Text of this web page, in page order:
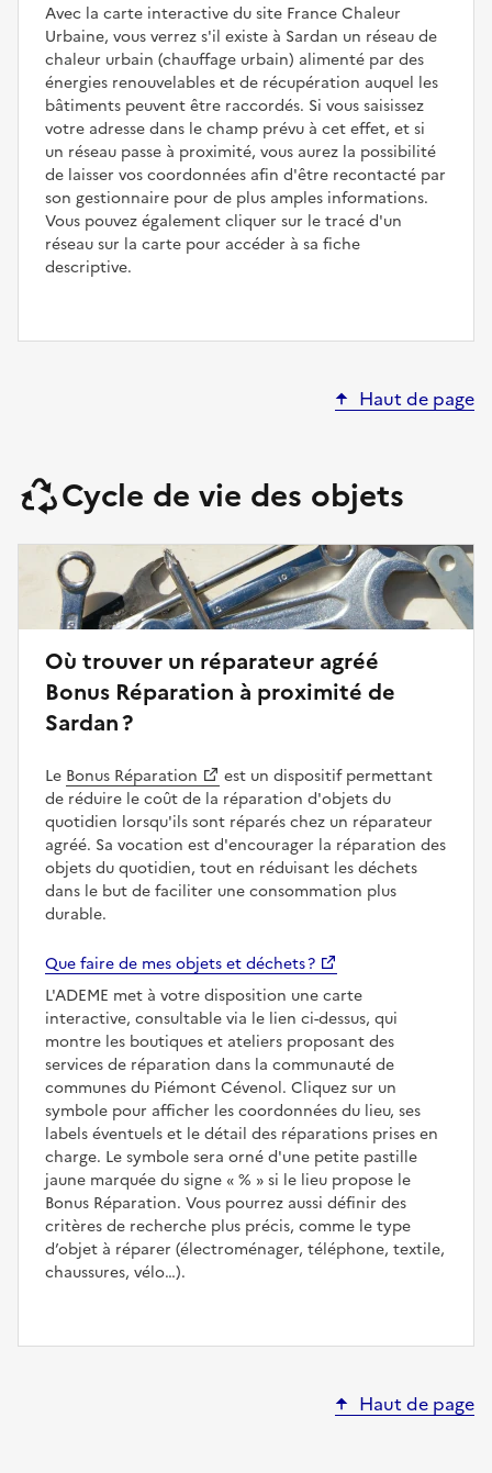
Avec la carte interactive du site France Chaleur
Urbaine, vous verrez s'il existe à Sardan un réseau de
chaleur urbain (chauffage urbain) alimenté par des
énergies renouvelables et de récupération auquel les
bâtiments peuvent être raccordés. Si vous saisissez
votre adresse dans le champ prévu à cet effet, et si
un réseau passe à proximité, vous aurez la possibilité
de laisser vos coordonnées afin d'être recontacté par
son gestionnaire pour de plus amples informations.
Vous pouvez également cliquer sur le tracé d'un
réseau sur la carte pour accéder à sa fiche
descriptive.
Haut de page
Cycle de vie des objets
Où trouver un réparateur agréé
Bonus Réparation à proximité de
Sardan ?
Le Bonus Réparation
est un dispositif permettant
de réduire le coût de la réparation d'objets du
quotidien lorsqu'ils sont réparés chez un réparateur
agréé. Sa vocation est d'encourager la réparation des
objets du quotidien, tout en réduisant les déchets
dans le but de faciliter une consommation plus
durable.
Que faire de mes objets et déchets ?
L'ADEME met à votre disposition une carte
interactive, consultable via le lien ci-dessus, qui
montre les boutiques et ateliers proposant des
services de réparation dans la communauté de
communes du Piémont Cévenol. Cliquez sur un
symbole pour afficher les coordonnées du lieu, ses
labels éventuels et le détail des réparations prises en
charge. Le symbole sera orné d'une petite pastille
jaune marquée du signe
%
si le lieu propose le
Bonus Réparation. Vous pourrez aussi définir des
critères de recherche plus précis, comme le type
d’objet à réparer (électroménager, téléphone, textile,
chaussures, vélo…).
Haut de page